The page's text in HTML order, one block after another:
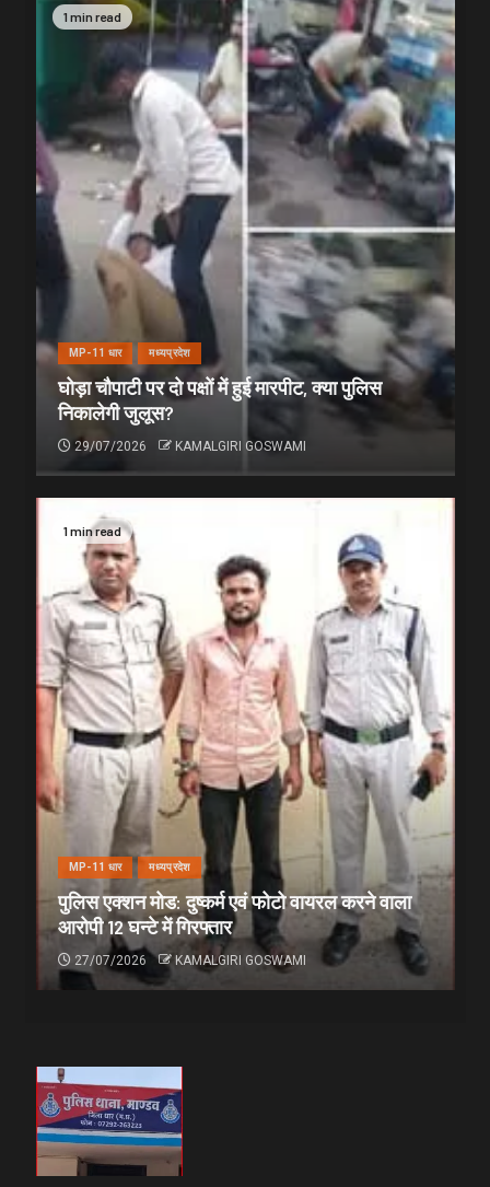
1 min read
MP-11 धार मध्यप्रदेश
घोड़ा चौपाटी पर दो पक्षों में हुई मारपीट, क्या पुलिस
निकालेगी जुलूस?
29/07/2026 KAMALGIRI GOSWAMI
1 min read
MP-11 धार मध्यप्रदेश
पुलिस एक्शन मोड: दुष्कर्म एवं फोटो वायरल करने वाला
आरोपी 12 घन्टे में गिरफ्तार
27/07/2026 KAMALGIRI GOSWAMI